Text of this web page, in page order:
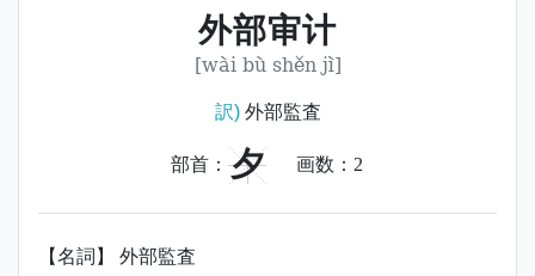
外部审计
[wài bù shěn jì]
訳)外部監査
部首： 夕 画数： 2
【名詞】 外部監査